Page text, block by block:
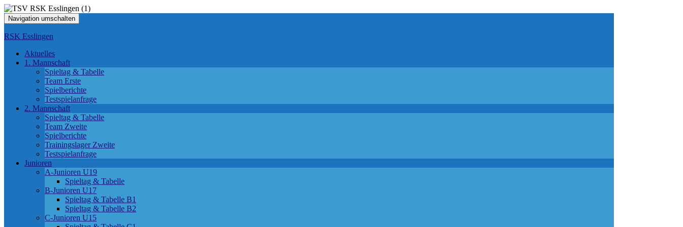
Navigation umschalten
RSK Esslingen
Aktuelles
1. Mannschaft
Spieltag & Tabelle
Team Erste
Spielberichte
Testspielanfrage
2. Mannschaft
Spieltag & Tabelle
Team Zweite
Spielberichte
Trainingslager Zweite
Testspielanfrage
Junioren
A-Junioren U19
Spieltag & Tabelle
B-Junioren U17
Spieltag & Tabelle B1
Spieltag & Tabelle B2
C-Junioren U15